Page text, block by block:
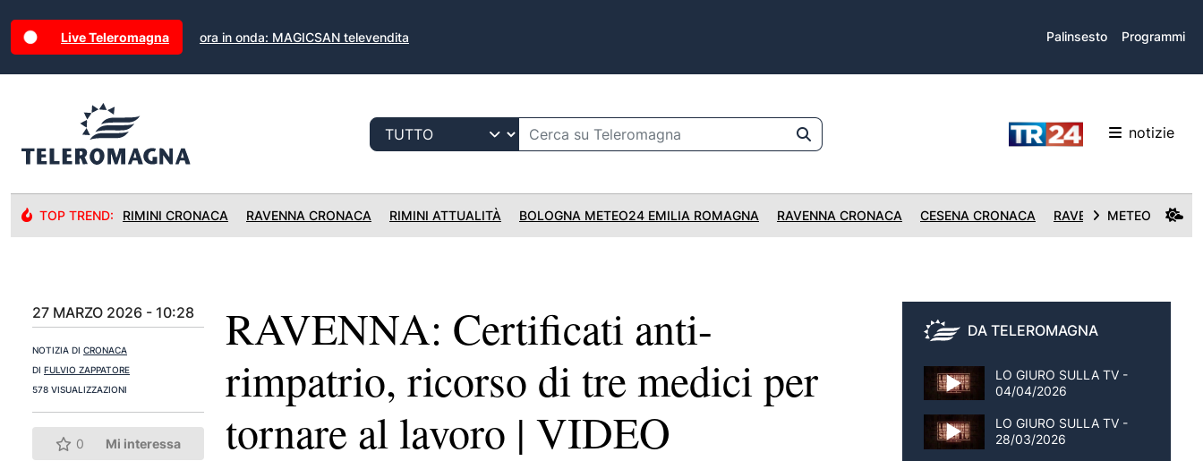
Live Teleromagna ora in onda: MAGICSAN televendita Palinsesto Programmi
notizie
TOP TREND: RIMINI CRONACA RAVENNA CRONACA RIMINI ATTUALITÀ BOLOGNA METEO24 EMILIA ROMAGNA RAVENNA CRONACA CESENA CRONACA RAVENNA CRONACA
METEO
27 MARZO 2026 - 10:28
NOTIZIA DI CRONACA
DI FULVIO ZAPPATORE
578 VISUALIZZAZIONI
0 Mi interessa
RAVENNA: Certificati anti-
rimpatrio, ricorso di tre medici per
tornare al lavoro | VIDEO
DA TELEROMAGNA
LO GIURO SULLA TV -
04/04/2026
LO GIURO SULLA TV -
28/03/2026